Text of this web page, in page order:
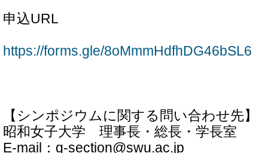
申込URL
https://forms.gle/8oMmmHdfhDG46bSL6
【シンポジウムに関する問い合わせ先】
昭和女子大学 理事長・総長・学長室
E-mail：g-section@swu.ac.jp